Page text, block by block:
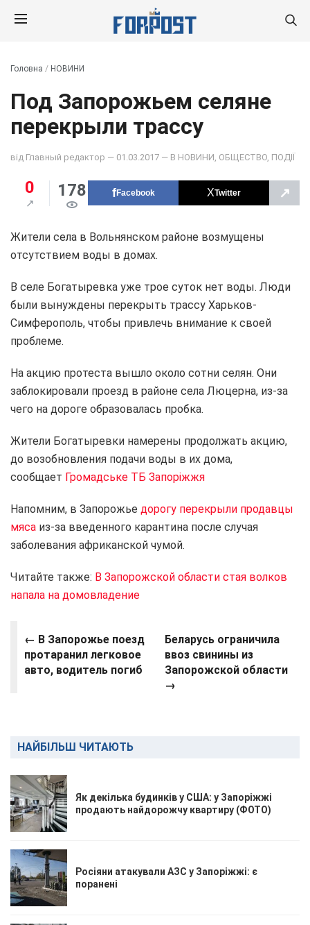
Головна / НОВИНИ
Под Запорожьем селяне
перекрыли трассу
від Главный редактор — 01.03.2017 — В НОВИНИ ОБЩЕСТВО ПОДІЇ
0 178 Facebook Twitter ↗
Жители села в Вольнянском районе возмущены
отсутствием воды в домах.
В селе Богатыревка уже трое суток нет воды. Люди
были вынуждены перекрыть трассу Харьков-
Симферополь, чтобы привлечь внимание к своей
проблеме.
На акцию протеста вышло около сотни селян. Они
заблокировали проезд в районе села Люцерна, из-за
чего на дороге образовалась пробка.
Жители Богатыревки намерены продолжать акцию,
до возобновления подачи воды в их дома,
сообщает Громадське ТБ Запоріжжя
Напомним, в Запорожье дорогу перекрыли продавцы
мяса из-за введенного карантина после случая
заболевания африканской чумой.
Читайте также: В Запорожской области стая волков
напала на домовладение
← В Запорожье поезд
протаранил легковое
авто, водитель погиб
Беларусь ограничила
ввоз свинины из
Запорожской области
→
НАЙБІЛЬШ ЧИТАЮТЬ
Як декілька будинків у США: у Запоріжжі
продають найдорожчу квартиру (ФОТО)
Росіяни атакували АЗС у Запоріжжі: є
поранені